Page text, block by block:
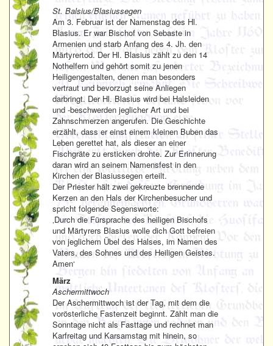
St. Balsius/Blasiussegen
Am 3. Februar ist der Namenstag des Hl.
Blasius. Er war Bischof von Sebaste in
Armenien und starb Anfang des 4. Jh. den
Märtyrertod. Der Hl. Blasius zählt zu den 14
Nothelfern und gehört somit zu jenen
Heiligengestalten, denen man besonders
vertraut und bevorzugt seine Anliegen
darbringt. Der Hl. Blasius wird bei Halsleiden
und -beschwerden jeglicher Art und bei
Zahnschmerzen angerufen. Die Geschichte
erzählt, dass er einst einem kleinen Buben das
Leben gerettet hat, als dieser an einer
Fischgräte zu ersticken drohte. Zur Erinnerung
daran wird an seinem Namensfest in den
Kirchen der Blasiussegen erteilt.
Der Priester hält zwei gekreuzte brennende
Kerzen an den Hals der Kirchenbesucher und
spricht folgende Segensworte:
‚Durch die Fürsprache des heiligen Bischofs
und Märtyrers Blasius wolle dich Gott befreien
von jeglichem Übel des Halses, im Namen des
Vaters, des Sohnes und des Heiligen Geistes.
Amen‘
März
Aschermittwoch
Der Aschermittwoch ist der Tag, mit dem die
vorösterliche Fastenzeit beginnt. Zählt man die
Sonntage nicht als Fasttage und rechnet man
Karfreitag und Karsamstag mit hinein, so